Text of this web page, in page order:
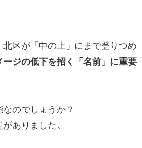
区が「中の上」にまで登りつめ
ージの低下を招く「名前」に重要
のでしょうか？
ありました。